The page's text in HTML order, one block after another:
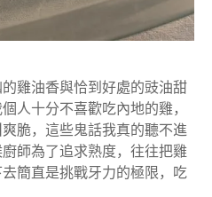
雞油香與恰到好處的豉油甜
人十分不喜歡吃內地的雞，
脆，這些鬼話我真的聽不進
師為了追求熟度，往往把雞
簡直是挑戰牙力的極限，吃